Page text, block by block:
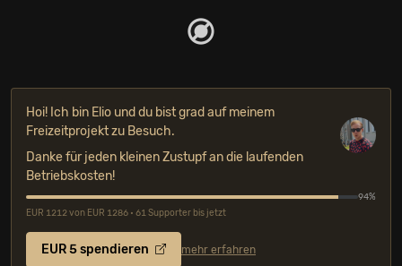
Hoi! Ich bin Elio und du bist grad auf meinem
Freizeitprojekt zu Besuch.
Danke für jeden kleinen Zustupf an die laufenden
Betriebskosten!
94%
EUR 1212 von EUR 1286 • 61 Supporter bis jetzt
EUR 5 spendieren mehr erfahren